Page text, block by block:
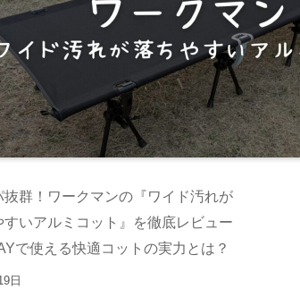
抜群！ワークマンの『ワイド汚れが
すいアルミコット』を徹底レビュー
で使える快適コットの実力とは？
日